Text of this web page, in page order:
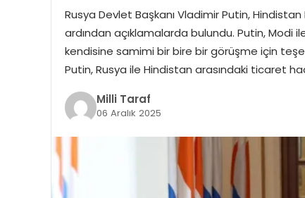
Rusya Devlet Başkanı Vladimir Putin,
ardından açıklamalarda bulundu. Putin, Modi
kendisine samimi bir bire bir görüşme için
Putin, Rusya ile Hindistan arasındaki ticaret
Milli Taraf
06 Aralık 2025